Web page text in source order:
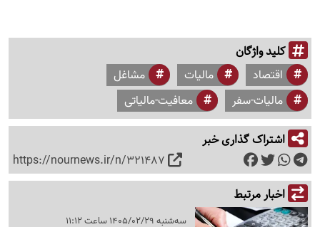
کلید واژگان
اقتصاد مالیات
مشاغل
مالیات-سفر
معافیت-مالیاتی
اشتراک گذاری خبر
https://nournews.ir/n/321487
اخبار مرتبط
سه‌شنبه 1405/02/29 ساعت 11:12